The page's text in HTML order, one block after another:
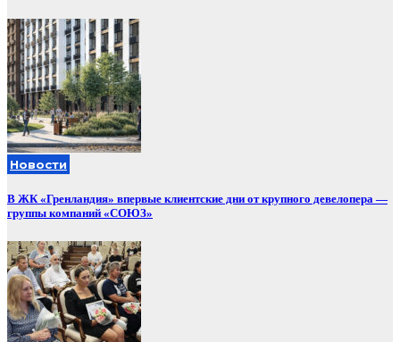
Новости
В ЖК «Гренландия» впервые клиентские дни от крупного девелопера —
группы компаний «СОЮЗ»